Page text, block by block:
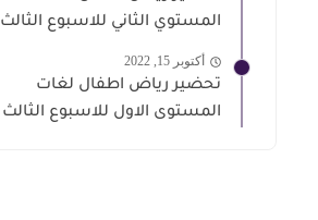
المستوي الثاني للاسبوع الثالث
أكتوبر 15, 2022
تحضير رياض اطفال لغات
المستوى الاول للاسبوع الثالث